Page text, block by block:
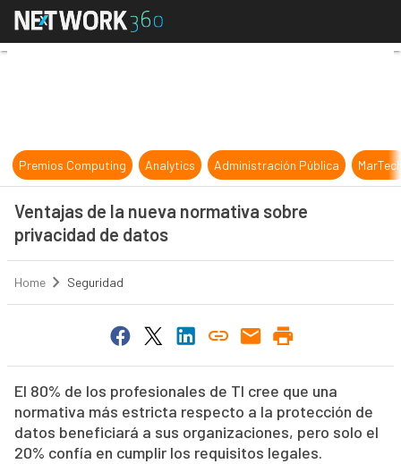
Ventajas de la nueva normativa
Premios Computing Analytics Administración Pública
Ventajas de la nueva normativa sobre
privacidad de datos
Home Seguridad
El 80% de los profesionales de TI cree que una
normativa más estricta respecto a la protección de
datos beneficiará a sus organizaciones, pero solo el
20% confía en cumplir los requisitos legales.